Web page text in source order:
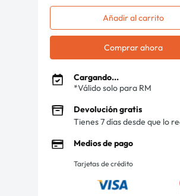
Añadir al carrito
Comprar ahora
Cargando...
*Válido solo para RM
Devolución gratis
Tienes 7 días desde que lo
Medios de pago
Tarjetas de crédito